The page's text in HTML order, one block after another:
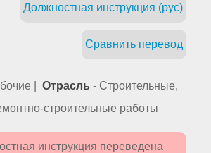
Должностная инструкция (рус)
Сравнить перевод
| Отрасль - Строительные,
строительные работы
инструкция переведена